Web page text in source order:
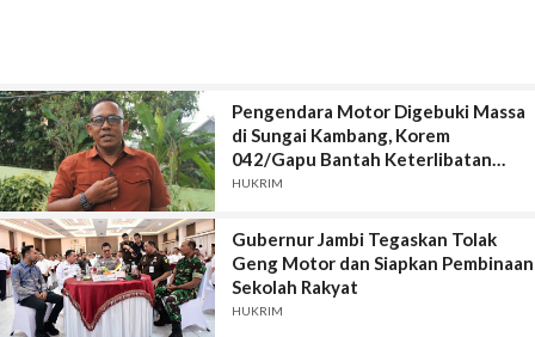
Pengendara Motor Digebuki Massa
di Sungai Kambang, Korem
042/Gapu Bantah Keterlibatan
Prajurit TNI
HUKRIM
Gubernur Jambi Tegaskan Tolak
Geng Motor dan Siapkan Pembinaan
Sekolah Rakyat
HUKRIM